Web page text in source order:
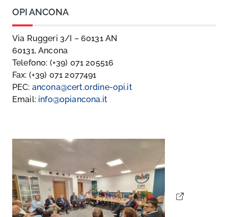
OPI ANCONA
Via Ruggeri 3/I – 60131 AN
60131, Ancona
Telefono: (+39) 071 205516
Fax: (+39) 071 2077491
PEC: ancona@cert.ordine-opi.it
Email: info@opiancona.it